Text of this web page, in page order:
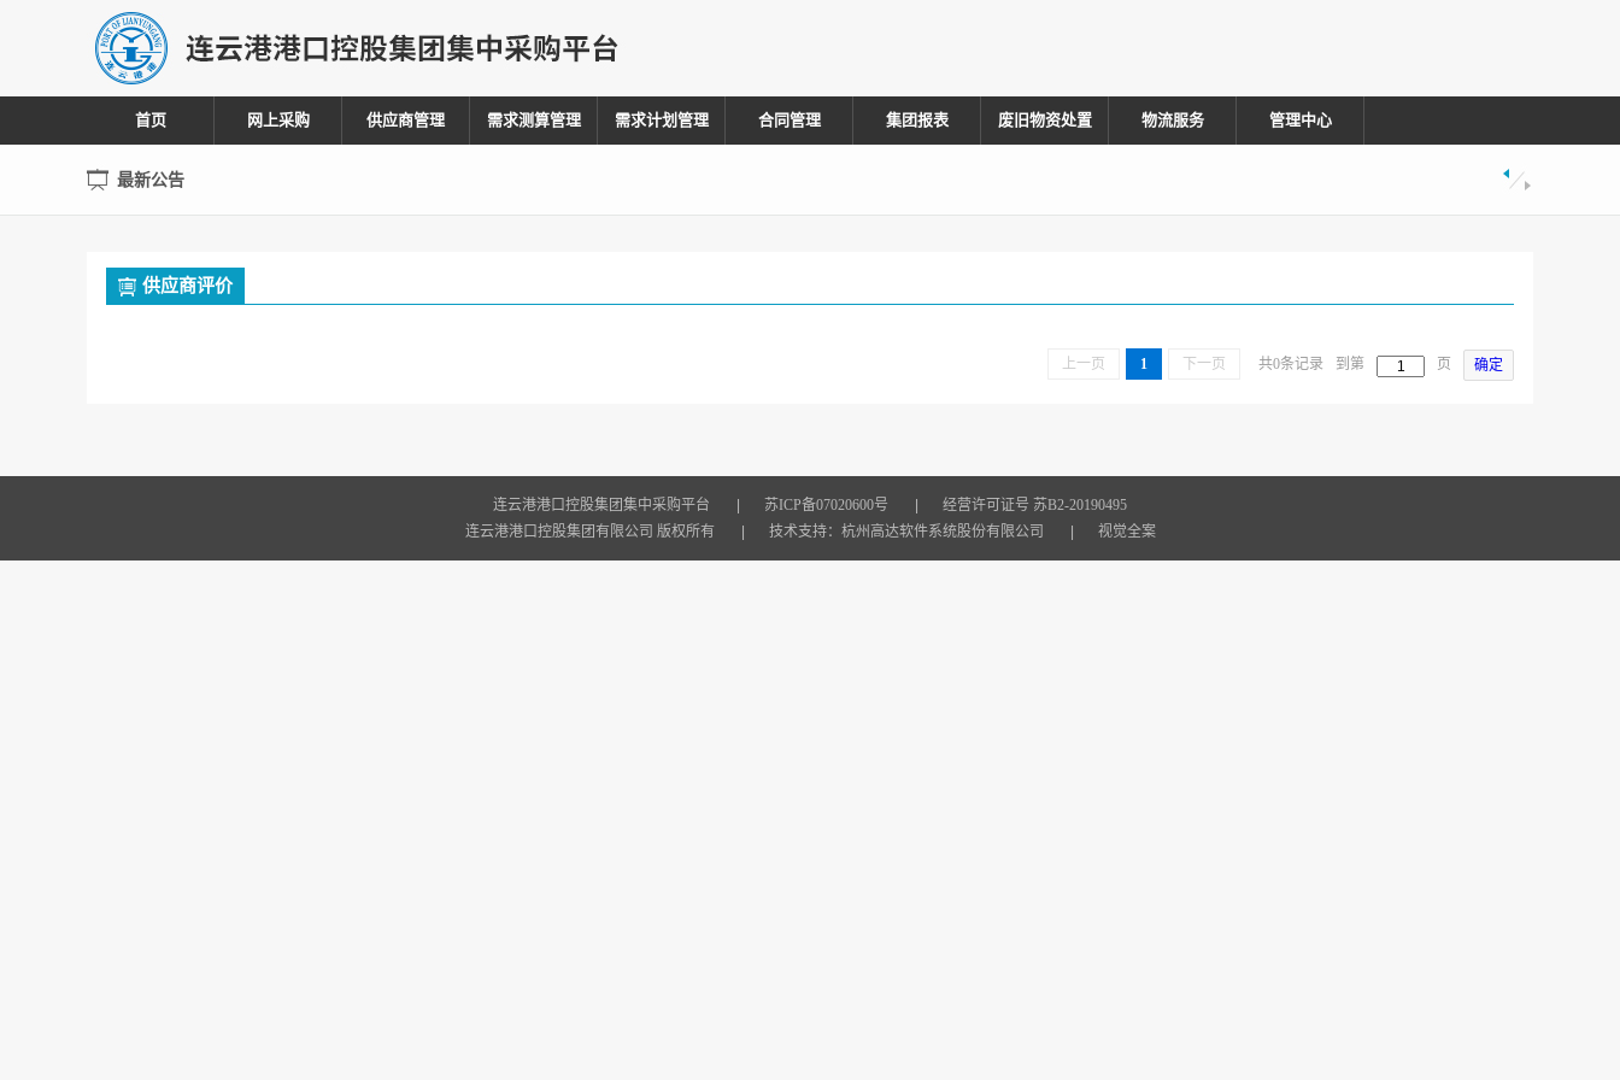
首页 网上采购 供应商管理 需求测算管理 需求计划管理 合同管理 集团报表 废旧物资处置 物流服务 管理中心
最新公告
供应商评价
上一页 1 下一页 共0条记录 到第 页 确定
连云港港口控股集团集中采购平台 苏ICP备07020600号
经营许可证号 苏B2-20190495
连云港港口控股集团有限公司 版权所有
技术支持： 杭州高达软件系统股份有限公司 视觉全案